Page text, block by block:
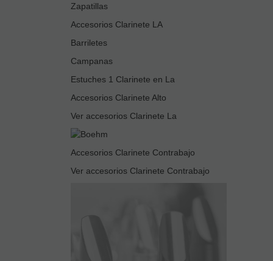
Zapatillas
Accesorios Clarinete LA
Barriletes
Campanas
Estuches 1 Clarinete en La
Accesorios Clarinete Alto
Ver accesorios Clarinete La
Accesorios Clarinete Contrabajo
Ver accesorios Clarinete Contrabajo